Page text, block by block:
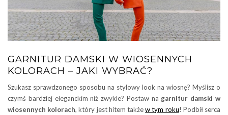
GARNITUR DAMSKI W WIOSENNYCH
KOLORACH – JAKI WYBRAĆ?
Szukasz sprawdzonego sposobu na stylowy look na wiosnę? Myślisz o
czymś bardziej eleganckim niż zwykle? Postaw na garnitur damski w
wiosennych kolorach, który jest hitem takżew tym roku! Podbił serca